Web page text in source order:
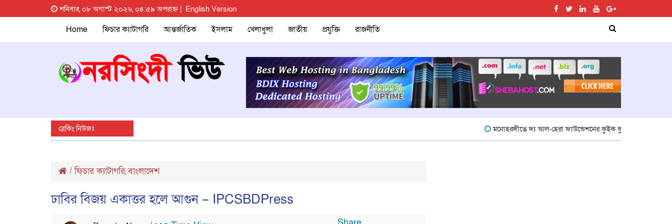
শনিবার, ০৮ অগাস্ট ২০২৬, ০৪:৫৯ অপরাহ্ন | English Version
Home ফিচার ক্যাটাগরি আন্তর্জাতিক ইসলাম খেলাধুলা জাতীয় প্রযুক্তি রাজনীতি
ব্রেকিং নিউজঃ মনোহরদীতে দ্য আল-হেরা ফাউন্ডেশনের কুইক কুইজ প্রতিযোগিতা অনুষ্ঠিত
/ফিচার ক্যাটাগরি,বাংলাদেশ
ঢাবির বিজয় একাত্তর হলে আগুন – IPCSBDPress